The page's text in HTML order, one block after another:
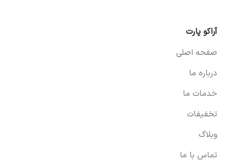
آراکو پارت
صفحه اصلی
درباره ما
خدمات ما
تخفیفات
وبلاگ
تماس با ما